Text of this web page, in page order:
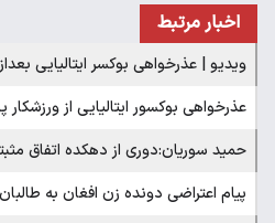
اخبار مرتبط
ویدیو | عذرخواهی بوکسر ایتالیایی
عذرخواهی بوکسور ایتالیایی از ورزشکار
حمید سوریان:دوری از دهکده اتفاق
پیام اعتراضی دونده زن افغان به طالبان